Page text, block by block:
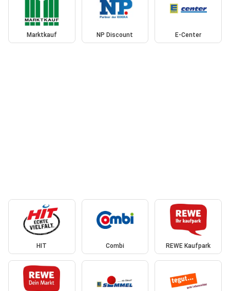
Marktkauf NP Discount E-Center
HIT Combi REWE Kaufpark